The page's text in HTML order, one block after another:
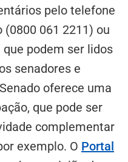
pelo telefone
(0800 061 2211) ou
que podem ser lidos
senadores e
oferece uma
que pode ser
complementar
exemplo. O Portal